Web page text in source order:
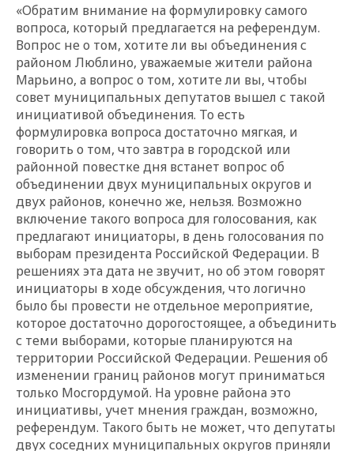
«Обратим внимание на формулировку самого
вопроса, который предлагается на референдум.
Вопрос не о том, хотите ли вы объединения с
районом Люблино, уважаемые жители района
Марьино, а вопрос о том, хотите ли вы, чтобы
совет муниципальных депутатов вышел с такой
инициативой объединения. То есть
формулировка вопроса достаточно мягкая, и
говорить о том, что завтра в городской или
районной повестке дня встанет вопрос об
объединении двух муниципальных округов и
двух районов, конечно же, нельзя. Возможно
включение такого вопроса для голосования, как
предлагают инициаторы, в день голосования по
выборам президента Российской Федерации. В
решениях эта дата не звучит, но об этом говорят
инициаторы в ходе обсуждения, что логично
было бы провести не отдельное мероприятие,
которое достаточно дорогостоящее, а объединить
с теми выборами, которые планируются на
территории Российской Федерации. Решения об
изменении границ районов могут приниматься
только Мосгордумой. На уровне района это
инициативы, учет мнения граждан, возможно,
референдум. Такого быть не может, что депутаты
двух соседних муниципальных округов приняли